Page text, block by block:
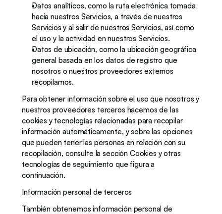
Datos analíticos, como la ruta electrónica tomada
hacia nuestros Servicios, a través de nuestros
Servicios y al salir de nuestros Servicios, así como
el uso y la actividad en nuestros Servicios.
Datos de ubicación, como la ubicación geográfica
general basada en los datos de registro que
nosotros o nuestros proveedores externos
recopilamos.
Para obtener información sobre el uso que nosotros y
nuestros proveedores terceros hacemos de las
cookies y tecnologías relacionadas para recopilar
información automáticamente, y sobre las opciones
que pueden tener las personas en relación con su
recopilación, consulte la sección Cookies y otras
tecnologías de seguimiento que figura a
continuación.
Información personal de terceros
También obtenemos información personal de